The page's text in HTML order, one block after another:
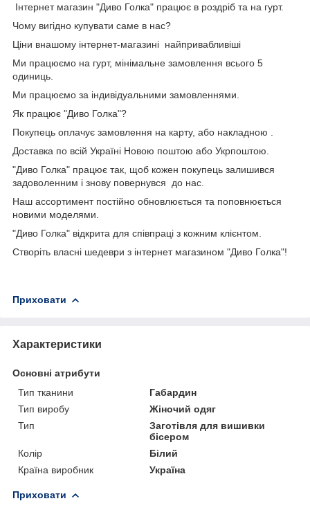
Інтернет магазин "Диво Голка" працює в роздріб та на гурт.
Чому вигідно купувати саме в нас?
Ціни внашому інтернет-магазині найпривабливіші
Ми працюємо на гурт, мінімальне замовлення всього 5
одиниць.
Ми працюємо за індивідуальними замовленнями.
Як працює "Диво Голка"?
Покупець оплачує замовлення на карту, або накладною .
Доставка по всій Україні Новою поштою або Укрпоштою.
"Диво Голка" працює так, щоб кожен покупець залишився
задоволенним і знову повернувся до нас.
Наш ассортимент постійно обновлюється та поповнюється
новими моделями.
"Диво Голка" відкрита для співпраці з кожним клієнтом.
Створіть власні шедеври з інтернет магазином "Диво Голка"!
Приховати
Характеристики
Основні атрибути
Тип тканини
Габардин
Тип виробу
Жіночий одяг
Тип
Заготівля для вишивки
бісером
Колір
Білий
Країна виробник
Україна
Приховати